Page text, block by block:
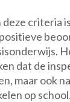
deze criteria
dat de
maar ook
op